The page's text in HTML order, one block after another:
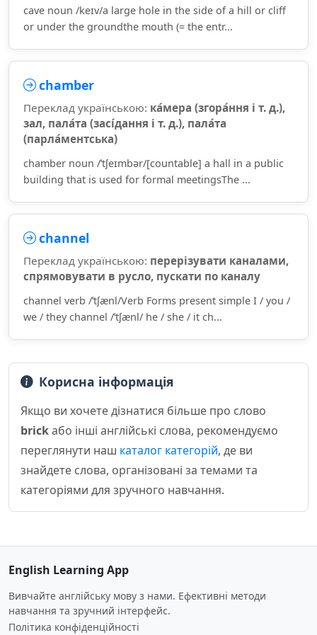
cave noun /keɪv/a large hole in the side of a hill or cliff
or under the groundthe mouth (= the entr...
chamber
Переклад українською: ка́мера (згора́ння і т. д.),
зал, пала́та (засі́дання і т. д.), пала́та
(парла́ментська)
chamber noun /ˈtʃeɪmbər/[countable] a hall in a public
building that is used for formal meetingsThe ...
channel
Переклад українською: перерізувати каналами,
спрямовувати в русло, пускати по каналу
channel verb /ˈtʃænl/Verb Forms present simple I / you /
we / they channel /ˈtʃænl/ he / she / it ch...
Корисна інформація
Якщо ви хочете дізнатися більше про слово
brickабо інші англійські слова, рекомендуємо
переглянути наш каталог категорій, де ви
знайдете слова, організовані за темами та
категоріями для зручного навчання.
English Learning App
Вивчайте англійську мову з нами. Ефективні методи
навчання та зручний інтерфейс.
Політика конфіденційності